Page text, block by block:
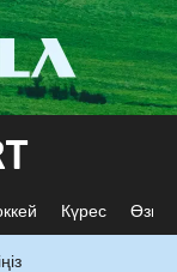
Күрес Өзге